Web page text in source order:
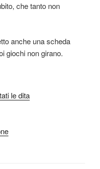
che tanto non
anche una scheda
giochi non girano.
le dita